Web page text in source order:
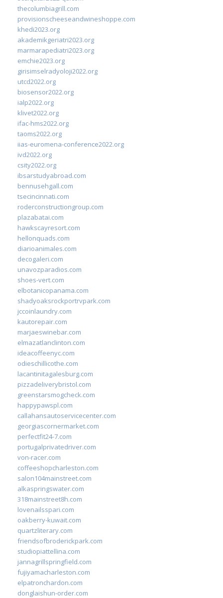
thecolumbiagrill.com
provisionscheeseandwineshoppe.com
khedi2023.org
akademikgeriatri2023.org
marmarapediatri2023.org
emchie2023.org
girisimselradyoloji2022.org
utcd2022.org
biosensor2022.org
ialp2022.org
klivet2022.org
ifac-hms2022.org
taoms2022.org
iias-euromena-conference2022.org
ivd2022.org
csity2022.org
ibsarstudyabroad.com
bennusehgall.com
tsecincinnati.com
roderconstructiongroup.com
plazabatai.com
hawkscayresort.com
hellonquads.com
diarioanimales.com
decogaleri.com
unavozparadios.com
shoes-vert.com
elbotanicopanama.com
shadyoaksrockportrvpark.com
jccoinlaundry.com
kautorepair.com
marjaeswinebar.com
elmazatlanclinton.com
ideacoffeenyc.com
odieschillicothe.com
lacantinitagalesburg.com
pizzadeliverybristol.com
greenstarsmogcheck.com
happypawspl.com
callahansautoservicecenter.com
georgiascornermarket.com
perfectfit24-7.com
portugalprivatedriver.com
von-racer.com
coffeeshopcharleston.com
salon104mainstreet.com
alkaspringswater.com
318mainstreet8h.com
lovenailsspari.com
oakberry-kuwait.com
quartzliterary.com
friendsofbroderickpark.com
studiopiattellina.com
jannagrillspringfield.com
fujiyamacharleston.com
elpatronchardon.com
donglaishun-order.com